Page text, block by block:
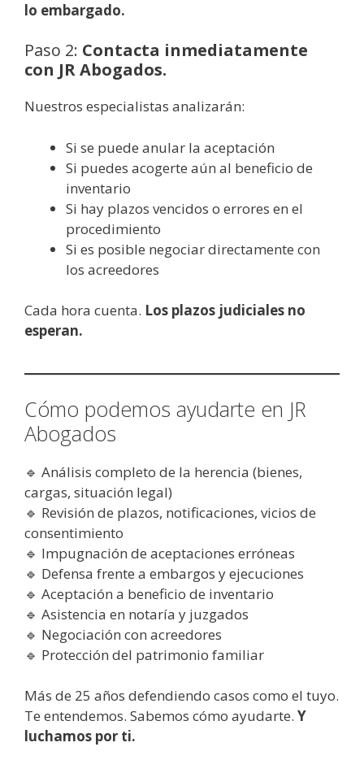
lo embargado.
Paso 2: Contacta inmediatamente
con JR Abogados.
Nuestros especialistas analizarán:
Si se puede anular la aceptación
Si puedes acogerte aún al beneficio de
inventario
Si hay plazos vencidos o errores en el
procedimiento
Si es posible negociar directamente con
los acreedores
Cada hora cuenta. Los plazos judiciales no
esperan.
Cómo podemos ayudarte en JR
Abogados
🔹 Análisis completo de la herencia (bienes,
cargas, situación legal)
🔹 Revisión de plazos, notificaciones, vicios de
consentimiento
🔹 Impugnación de aceptaciones erróneas
🔹 Defensa frente a embargos y ejecuciones
🔹 Aceptación a beneficio de inventario
🔹 Asistencia en notaría y juzgados
🔹 Negociación con acreedores
🔹 Protección del patrimonio familiar
Más de 25 años defendiendo casos como el tuyo.
Te entendemos. Sabemos cómo ayudarte. Y
luchamos por ti.